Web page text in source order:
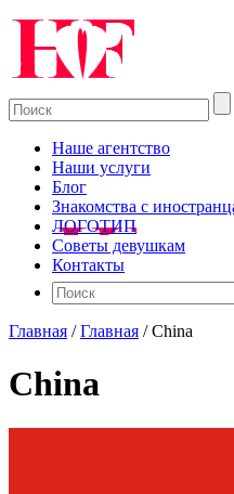
Наше агентство
Наши услуги
Блог
Знакомства с
ЛОГОТИП
Советы девушкам
Контакты
Главная /Главная /China
China